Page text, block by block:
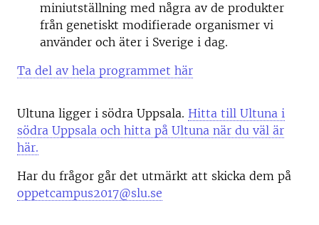
miniutställning med några av de produkter
från genetiskt modifierade organismer vi
använder och äter i Sverige i dag.
Ta del av hela programmet här
Ultuna ligger i södra Uppsala. Hitta till Ultuna i
södra Uppsala och hitta på Ultuna när du väl är
här.
Har du frågor går det utmärkt att skicka dem på
oppetcampus2017@slu.se